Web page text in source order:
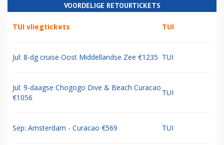
VOORDELIGE RETOURTICKETS
TUI vliegtickets TUI
Jul: 8-dg cruise Oost Middellandse Zee €1235 TUI
Jul: 9-daagse Chogogo Dive & Beach Curacao
€1056
TUI
Sep: Amsterdam - Curacao €569 TUI